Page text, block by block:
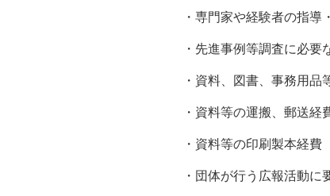
・ 専門家や経験者の指導
・先進事例等調査に必要
・資料、図書、事務用品
・資料等の運搬、郵送経
・資料等の印刷製本経費
・団体が行う広報活動に